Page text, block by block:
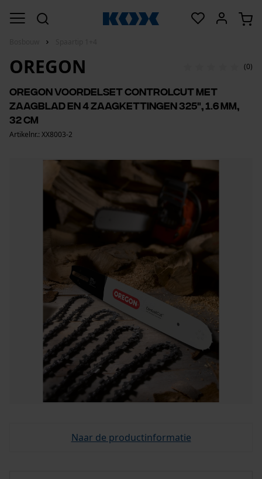
OREGON (0)
Oregon voordelset ControlCut met
zaagblad en 4 zaagkettingen 325", 1.6 mm,
32 cm
Artikelnr.: XX8003-2
Naar de productinformatie